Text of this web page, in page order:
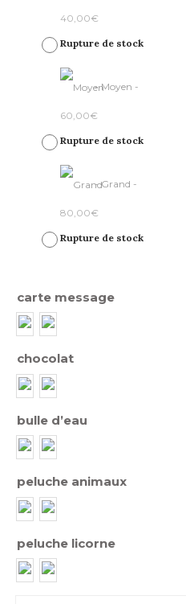
40,00€
Rupture de stock
-Moyen -
60,00€
Rupture de stock
-Grand -
80,00€
Rupture de stock
carte message
chocolat
bulle d’eau
peluche animaux
peluche licorne